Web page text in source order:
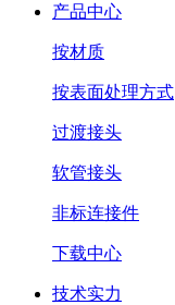
产品中心
按材质
按表面处理方式
过渡接头
软管接头
非标连接件
下载中心
技术实力